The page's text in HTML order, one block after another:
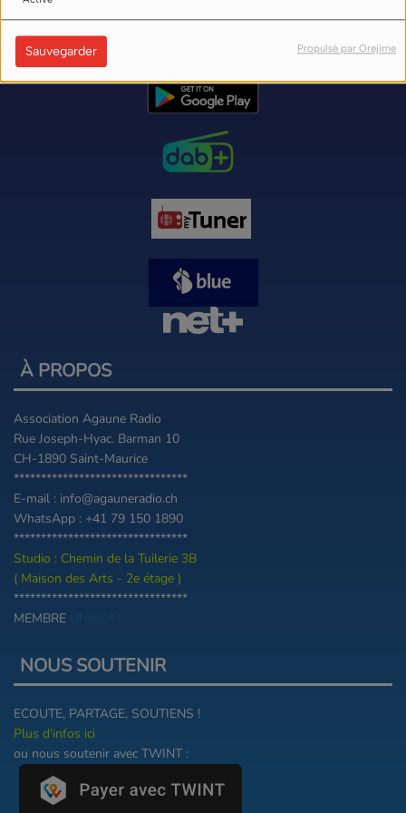
Sauvegarder Propulsé par Orejime
À PROPOS
Association Agaune Radio
Rue Joseph-Hyac. Barman 10
CH-1890 Saint-Maurice
********************************
E-mail : info@agauneradio.ch
WhatsApp : +41 79 150 1890
********************************
Studio : Chemin de la Tuilerie 3B
( Maison des Arts - 2e étage )
********************************
MEMBRE
NOUS SOUTENIR
ECOUTE, PARTAGE, SOUTIENS !
Plus d'infos ici
ou nous soutenir avec TWINT :